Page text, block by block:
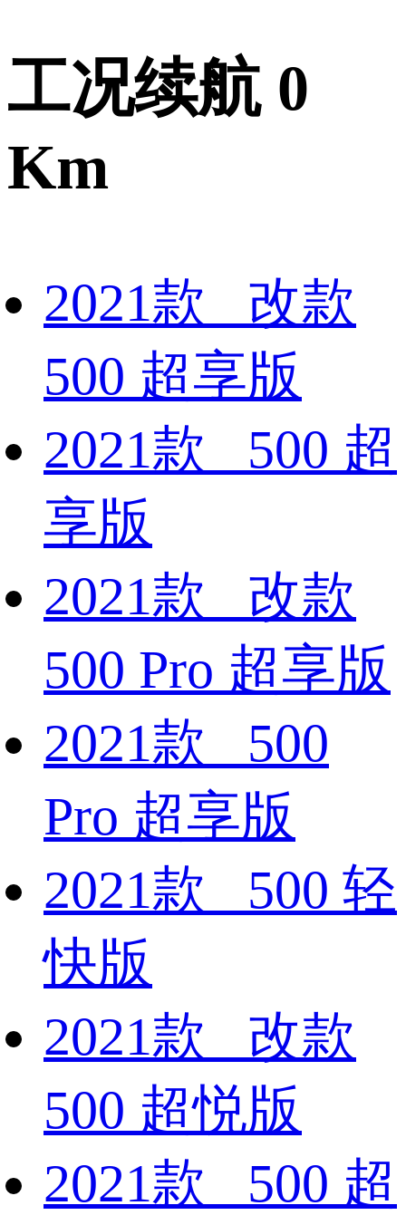
工况续航 0
Km
2021款 改款
500 超享版
2021款 500 超
享版
2021款 改款
500 Pro 超享版
2021款 500
Pro 超享版
2021款 500 轻
快版
2021款 改款
500 超悦版
2021款 500 超